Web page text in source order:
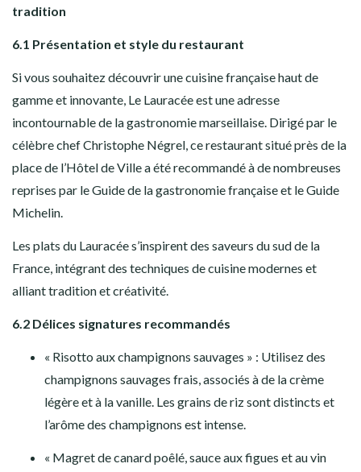
tradition
6.1 Présentation et style du restaurant
Si vous souhaitez découvrir une cuisine française haut de
gamme et innovante, Le Lauracée est une adresse
incontournable de la gastronomie marseillaise. Dirigé par le
célèbre chef Christophe Négrel, ce restaurant situé près de la
place de l’Hôtel de Ville a été recommandé à de nombreuses
reprises par le Guide de la gastronomie française et le Guide
Michelin.
Les plats du Lauracée s’inspirent des saveurs du sud de la
France, intégrant des techniques de cuisine modernes et
alliant tradition et créativité.
6.2 Délices signatures recommandés
« Risotto aux champignons sauvages » : Utilisez des
champignons sauvages frais, associés à de la crème
légère et à la vanille. Les grains de riz sont distincts et
l’arôme des champignons est intense.
« Magret de canard poêlé, sauce aux figues et au vin